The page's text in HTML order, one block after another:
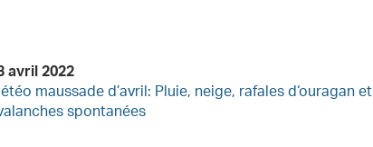
avril 2022
maussade d’avril: Pluie, neige, rafales d‘ouragan et
spontanées